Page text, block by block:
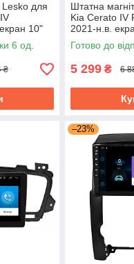
Lesko для
10"
Wi-Fi GPS
6 од.
₴
Штатна
Kia Cerato IV
2021-н.в.
Fi GPS Base
Готово до
5 299 ₴ 6
–23%